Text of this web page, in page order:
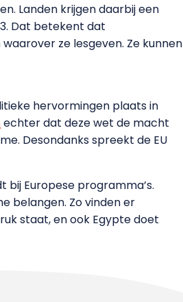
Landen krijgen daarbij een
Dat betekent dat
ze lesgeven. Ze kunnen
hervormingen plaats in
echter dat deze wet de macht
Desondanks spreekt de EU
Europese programma’s.
belangen. Zo vinden er
staat, en ook Egypte doet